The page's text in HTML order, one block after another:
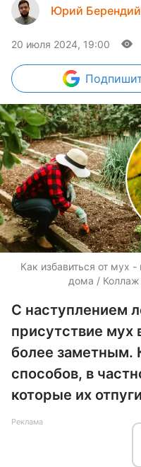
Юрий Берендий
20 июля 2024, 19:00
Как избавиться от мух -
дома / Коллаж
С наступлением
присутствие мух
более заметным.
способов, в
которые их
Реклама